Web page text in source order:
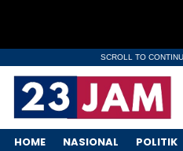
SCROLL TO
HOME NASIONAL POLITIK